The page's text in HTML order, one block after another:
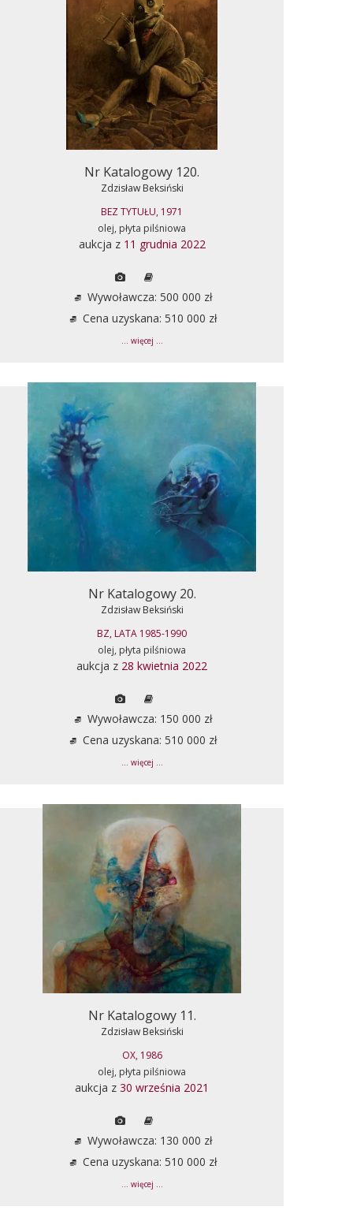
Nr Katalogowy 120.
Zdzisław Beksiński
BEZ TYTUŁU, 1971
olej, płyta pilśniowa
aukcja z 11 grudnia 2022
Wywoławcza: 500 000 zł
Cena uzyskana: 510 000 zł
... więcej ...
Nr Katalogowy 20.
Zdzisław Beksiński
BZ, LATA 1985-1990
olej, płyta pilśniowa
aukcja z 28 kwietnia 2022
Wywoławcza: 150 000 zł
Cena uzyskana: 510 000 zł
... więcej ...
Nr Katalogowy 11.
Zdzisław Beksiński
OX, 1986
olej, płyta pilśniowa
aukcja z 30 września 2021
Wywoławcza: 130 000 zł
Cena uzyskana: 510 000 zł
... więcej ...